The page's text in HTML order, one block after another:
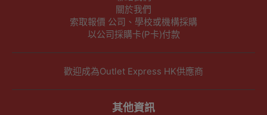
關於我們
索取報價 公司、學校或機構採購
以公司採購卡(P卡)付款
歡迎成為Outlet Express HK供應商
其他資訊